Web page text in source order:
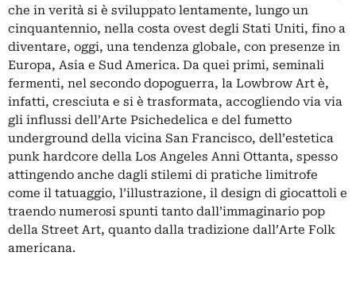
che in verità si è sviluppato lentamente, lungo un
cinquantennio, nella costa ovest degli Stati Uniti, fino a
diventare, oggi, una tendenza globale, con presenze in
Europa, Asia e Sud America. Da quei primi, seminali
fermenti, nel secondo dopoguerra, la Lowbrow Art è,
infatti, cresciuta e si è trasformata, accogliendo via via
gli influssi dell’Arte Psichedelica e del fumetto
underground della vicina San Francisco, dell’estetica
punk hardcore della Los Angeles Anni Ottanta, spesso
attingendo anche dagli stilemi di pratiche limitrofe
come il tatuaggio, l’illustrazione, il design di giocattoli e
traendo numerosi spunti tanto dall’immaginario pop
della Street Art, quanto dalla tradizione dall’Arte Folk
americana.